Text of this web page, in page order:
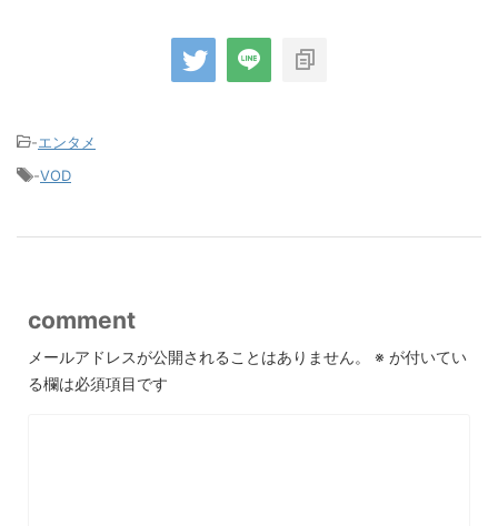
-エンタメ
-VOD
comment
メールアドレスが公開されることはありません。 ※ が付いてい
る欄は必須項目です